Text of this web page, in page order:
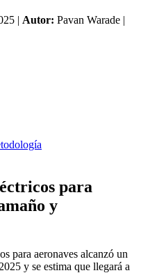
| Autor: Pavan Warade |
para
y
para aeronaves alcanzó un
y se estima que llegará a